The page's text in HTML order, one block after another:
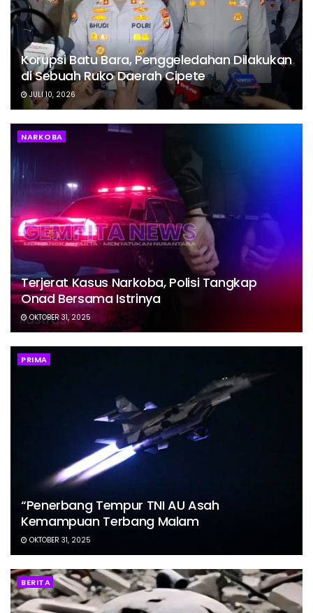
Korupsi Batu Bara, Penggeledahan Dilakukan
di Sebuah Ruko Daerah Cipete
JULI 10, 2026
NARKOBA
Terjerat Kasus Narkoba, Polisi Tangkap
Onad Bersama Istrinya
OKTOBER 31, 2025
PRIMA
“Penerbang Tempur TNI AU Asah
Kemampuan Terbang Malam
OKTOBER 31, 2025
BERITA